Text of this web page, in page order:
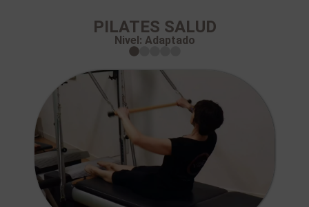
PILATES SALUD
Nivel: Adaptado